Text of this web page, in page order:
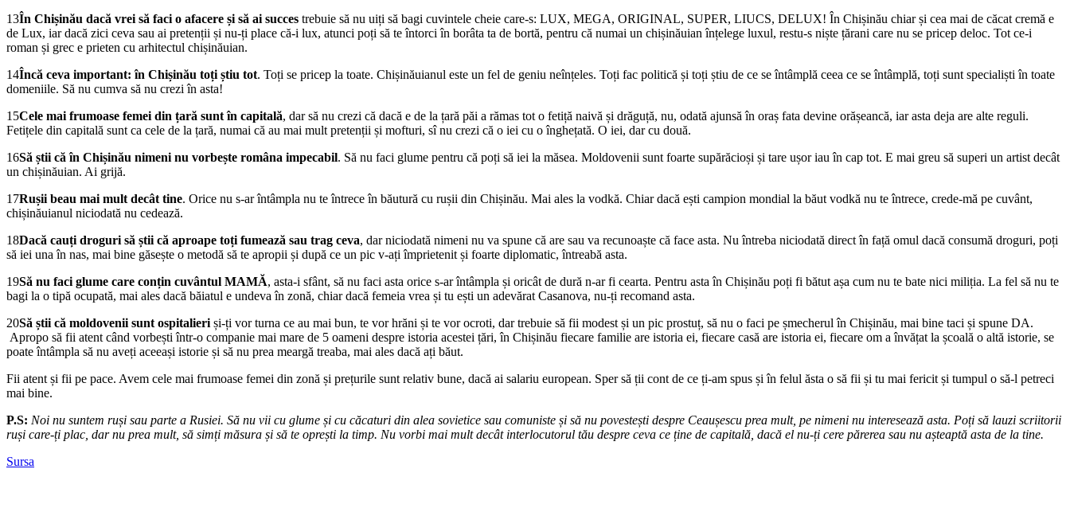
13În Chișinău dacă vrei să faci o afacere și să ai succes trebuie să nu uiți să bagi cuvintele cheie care-s: LUX, MEGA, ORIGINAL, SUPER, LIUCS, DELUX! În Chișinău chiar și cea mai de căcat cremă e
de Lux, iar dacă zici ceva sau ai pretenții și nu-ți place că-i lux, atunci poți să te întorci în borâta ta de bortă, pentru că numai un chișinăuian înțelege luxul, restu-s niște țărani care nu se pricep deloc. Tot ce-i
roman și grec e prieten cu arhitectul chișinăuian.
14Încă ceva important: în Chișinău toți știu tot. Toți se pricep la toate. Chișinăuianul este un fel de geniu neînțeles. Toți fac politică și toți știu de ce se întâmplă ceea ce se întâmplă, toți sunt specialiști în toate
domeniile. Să nu cumva să nu crezi în asta!
15Cele mai frumoase femei din țară sunt în capitală, dar să nu crezi că dacă e de la țară păi a rămas tot o fetiță naivă și drăguță, nu, odată ajunsă în oraș fata devine orășeancă, iar asta deja are alte reguli.
Fetițele din capitală sunt ca cele de la țară, numai că au mai mult pretenții și mofturi, sî nu crezi că o iei cu o înghețată. O iei, dar cu două.
16Să știi că în Chișinău nimeni nu vorbește româna impecabil. Să nu faci glume pentru că poți să iei la măsea. Moldovenii sunt foarte supărăcioși și tare ușor iau în cap tot. E mai greu să superi un artist decât
un chișinăuian. Ai grijă.
17Rușii beau mai mult decât tine. Orice nu s-ar întâmpla nu te întrece în băutură cu rușii din Chișinău. Mai ales la vodkă. Chiar dacă ești campion mondial la băut vodkă nu te întrece, crede-mă pe cuvânt,
chișinăuianul niciodată nu cedează.
18Dacă cauți droguri să știi că aproape toți fumează sau trag ceva, dar niciodată nimeni nu va spune că are sau va recunoaște că face asta. Nu întreba niciodată direct în față omul dacă consumă droguri, poți
să iei una în nas, mai bine găsește o metodă să te apropii și după ce un pic v-ați împrietenit și foarte diplomatic, întreabă asta.
19Să nu faci glume care conțin cuvântul MAMĂ, asta-i sfânt, să nu faci asta orice s-ar întâmpla și oricât de dură n-ar fi cearta. Pentru asta în Chișinău poți fi bătut așa cum nu te bate nici miliția. La fel să nu te
bagi la o tipă ocupată, mai ales dacă băiatul e undeva în zonă, chiar dacă femeia vrea și tu ești un adevărat Casanova, nu-ți recomand asta.
20Să știi că moldovenii sunt ospitalieri și-ți vor turna ce au mai bun, te vor hrăni și te vor ocroti, dar trebuie să fii modest și un pic prostuț, să nu o faci pe șmecherul în Chișinău, mai bine taci și spune DA.
Apropo să fii atent când vorbești într-o companie mai mare de 5 oameni despre istoria acestei țări, în Chișinău fiecare familie are istoria ei, fiecare casă are istoria ei, fiecare om a învățat la școală o altă istorie, se
poate întâmpla să nu aveți aceeași istorie și să nu prea meargă treaba, mai ales dacă ați băut.
Fii atent și fii pe pace. Avem cele mai frumoase femei din zonă și prețurile sunt relativ bune, dacă ai salariu european. Sper să ții cont de ce ți-am spus și în felul ăsta o să fii și tu mai fericit și tumpul o să-l petreci
mai bine.
P.S: Noi nu suntem ruși sau parte a Rusiei. Să nu vii cu glume și cu căcaturi din alea sovietice sau comuniste și să nu povestești despre Ceaușescu prea mult, pe nimeni nu interesează asta. Poți să lauzi scriitorii
ruși care-ți plac, dar nu prea mult, să simți măsura și să te oprești la timp. Nu vorbi mai mult decât interlocutorul tău despre ceva ce ține de capitală, dacă el nu-ți cere părerea sau nu așteaptă asta de la tine.
Sursa